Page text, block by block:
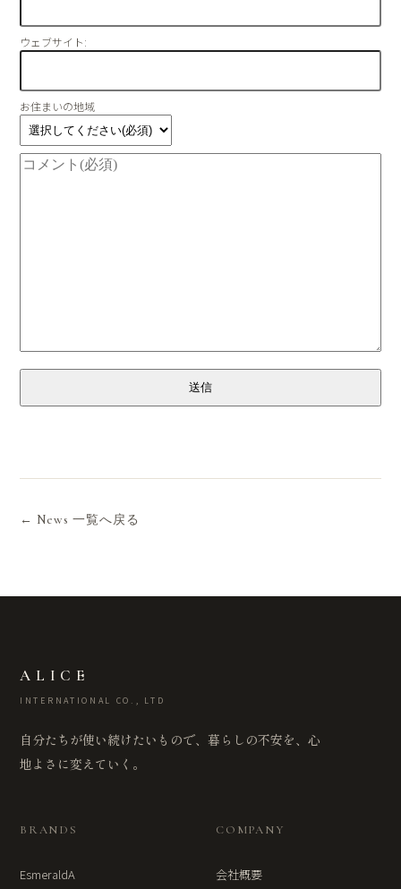
ウェブサイト:
お住まいの地域
送信
← News 一覧へ戻る
ALICE
INTERNATIONAL CO., LTD
自分たちが使い続けたいもので、暮らしの不安を、心
地よさに変えていく。
BRANDS
EsmeraldA
COMPANY
会社概要